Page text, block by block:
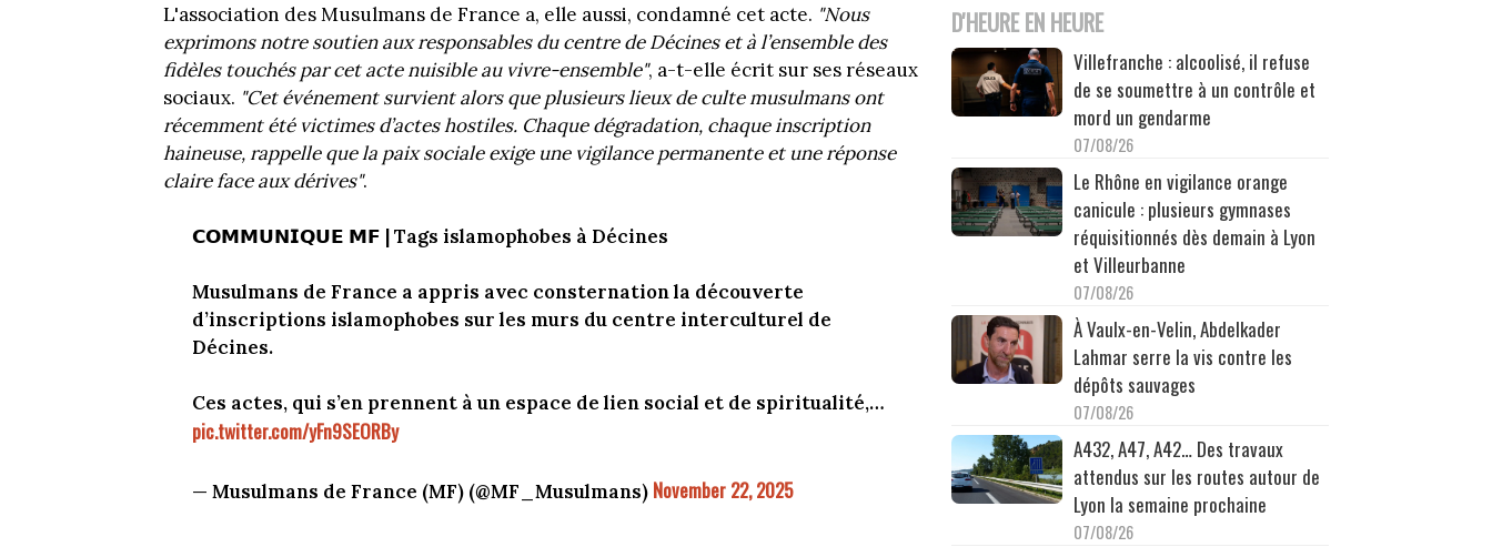
L'association des Musulmans de France a, elle aussi, condamné cet acte. "Nous
exprimons notre soutien aux responsables du centre de Décines et à l’ensemble des
fidèles touchés par cet acte nuisible au vivre-ensemble", a-t-elle écrit sur ses réseaux
sociaux. "Cet événement survient alors que plusieurs lieux de culte musulmans ont
récemment été victimes d’actes hostiles. Chaque dégradation, chaque inscription
haineuse, rappelle que la paix sociale exige une vigilance permanente et une réponse
claire face aux dérives".
𝗖𝗢𝗠𝗠𝗨𝗡𝗜𝗤𝗨𝗘 𝗠𝗙 | Tags islamophobes à Décines
Musulmans de France a appris avec consternation la découverte
d’inscriptions islamophobes sur les murs du centre interculturel de
Décines.
Ces actes, qui s’en prennent à un espace de lien social et de spiritualité,…
pic.twitter.com/yFn9SEORBy
— Musulmans de France (MF) (@MF_Musulmans) November 22, 2025
D'HEURE EN HEURE
Villefranche : alcoolisé, il refuse
de se soumettre à un contrôle et
mord un gendarme
07/08/26
Le Rhône en vigilance orange
canicule : plusieurs gymnases
réquisitionnés dès demain à Lyon
et Villeurbanne
07/08/26
À Vaulx-en-Velin, Abdelkader
Lahmar serre la vis contre les
dépôts sauvages
07/08/26
A432, A47, A42… Des travaux
attendus sur les routes autour de
Lyon la semaine prochaine
07/08/26